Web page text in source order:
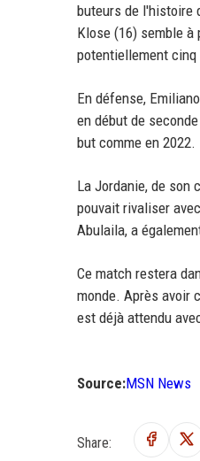
buteurs de l'histoire
Klose (16) semble
potentiellement
En défense,
en début de
but comme en 2022.
La Jordanie, de son
pouvait rivaliser
Abulaila, a
Ce match restera
monde. Après avoir
est déjà attendu
Source:MSN News
Share: